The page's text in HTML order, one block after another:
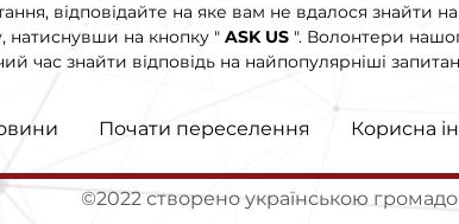
відповідайте на яке вам не вдалося знайти
на кнопку " ASK US ". Волонтери
час знайти відповідь на найпопулярніші
Почати переселення Корисна
©2022 створено українською